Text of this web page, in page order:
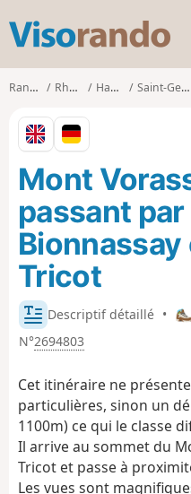
s
o
o
Randonnées Rhône-Alpes Haute-Savoie Saint-Gervais-les-Bains
Descriptif détaillé •
N°2694803
Mont
passant
Bionnassay
Tricot
Cet itinéraire ne
particulières, sinon un
1100m) ce qui le classe
Il arrive au sommet du
Tricot et passe à
Les vues sont